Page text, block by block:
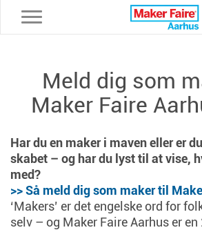
Meld dig som
Maker Faire
Har du en maker i maven eller er
skabet – og har du lyst til at vise,
med?
>> Så meld dig som maker til
‘Makers’ er det engelske ord for
selv – og Maker Faire Aarhus er